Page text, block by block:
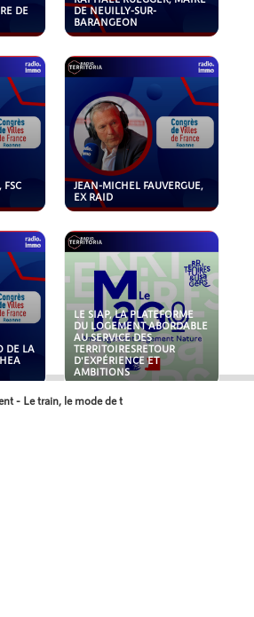
DE
DE NEUILLY-SUR-
BARANGEON
FSC
JEAN-MICHEL FAUVERGUE,
EX RAID
DE LA
LE SIAP, LA PLATEFORME
DU LOGEMENT ABORDABLE
AU SERVICE DES
TERRITOIRESRETOUR
D'EXPÉRIENCE ET
AMBITIONS
- Le train, le mode de transport de demain ?